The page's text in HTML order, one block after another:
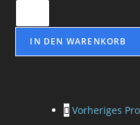
Geisteswaffe
des
nordischen
IN DEN WARENKORB
Vorheriges